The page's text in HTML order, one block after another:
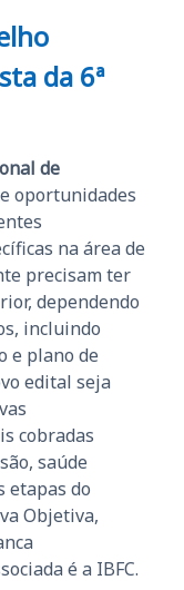
da 6ª
de
oportunidades
na área de
precisam ter
dependendo
incluindo
e plano de
edital seja
cobradas
saúde
etapas do
Objetiva,
é a IBFC.